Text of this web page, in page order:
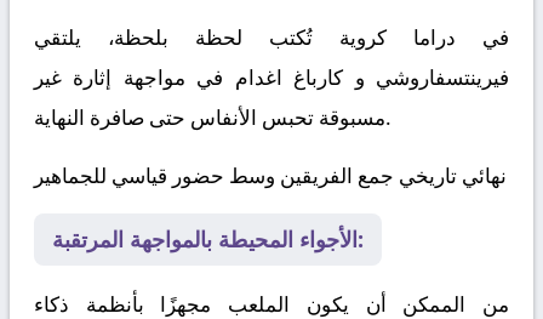
في دراما كروية تُكتب لحظة بلحظة، يلتقي
فيرينتسفاروشي و كارباغ اغدام في مواجهة إثارة غير
مسبوقة تحبس الأنفاس حتى صافرة النهاية.
نهائي تاريخي جمع الفريقين وسط حضور قياسي للجماهير
الأجواء المحيطة بالمواجهة المرتقبة:
من الممكن أن يكون الملعب مجهزًا بأنظمة ذكاء